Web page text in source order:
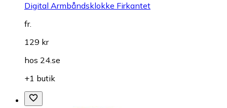
Digital Armbåndsklokke Firkantet
fr.
129 kr
hos 24.se
+1 butik